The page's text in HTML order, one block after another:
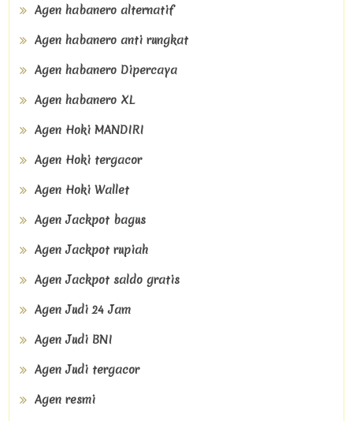
Agen habanero alternatif
Agen habanero anti rungkat
Agen habanero Dipercaya
Agen habanero XL
Agen Hoki MANDIRI
Agen Hoki tergacor
Agen Hoki Wallet
Agen Jackpot bagus
Agen Jackpot rupiah
Agen Jackpot saldo gratis
Agen Judi 24 Jam
Agen Judi BNI
Agen Judi tergacor
Agen resmi